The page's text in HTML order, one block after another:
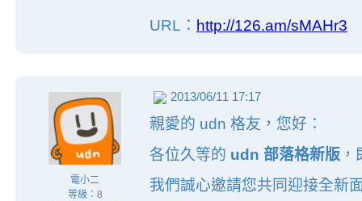
URL： http://126.am/sMAHr3
電小二
等級：8
2013/06/11 17:17
親愛的 udn 格友，您好：
各位久等的 udn 部落格新版
我們誠心邀請您共同迎接全新